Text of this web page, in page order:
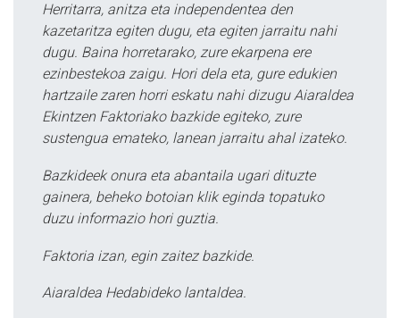
Herritarra, anitza eta independentea den
kazetaritza egiten dugu, eta egiten jarraitu nahi
dugu. Baina horretarako, zure ekarpena ere
ezinbestekoa zaigu. Hori dela eta, gure edukien
hartzaile zaren horri eskatu nahi dizugu Aiaraldea
Ekintzen Faktoriako bazkide egiteko, zure
sustengua emateko, lanean jarraitu ahal izateko.
Bazkideek onura eta abantaila ugari dituzte
gainera, beheko botoian klik eginda topatuko
duzu informazio hori guztia.
Faktoria izan, egin zaitez bazkide.
Aiaraldea Hedabideko lantaldea.